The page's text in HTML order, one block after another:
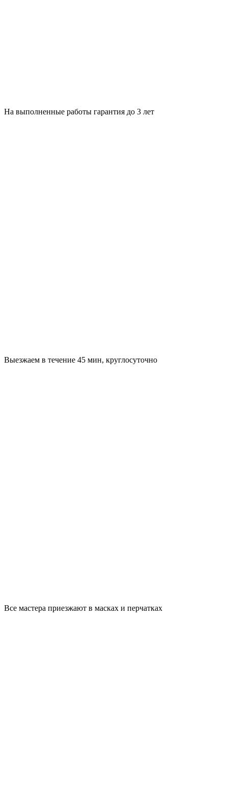
На выполненные работы гарантия до 3 лет
Выезжаем в течение 45 мин, круглосуточно
Все мастера приезжают в масках и перчатках